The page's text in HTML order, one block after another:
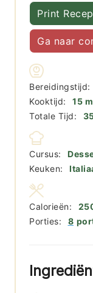
Print
Ga naar
Bereidingstijd:
Kooktijd:
15
Totale Tijd:
Cursus:
Keuken:
Porties: 8
Calorieën: